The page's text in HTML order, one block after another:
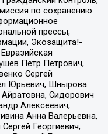
по сохранению
прессы,
Экозащита!-
Петр Петрович,
Сергей
Юрьевич, Шнырова
Сидорович
Алексеевич,
Анна Валерьевна,
Георгиевич,